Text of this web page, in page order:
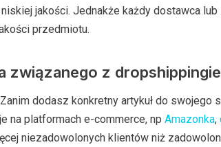
jakości. Jednakże każdy dostawca
przedmiotu.
związanego z
Zanim dodasz konkretny artykuł do swojego
na platformach e-commerce, np Amazonka,
niezadowolonych klientów niż